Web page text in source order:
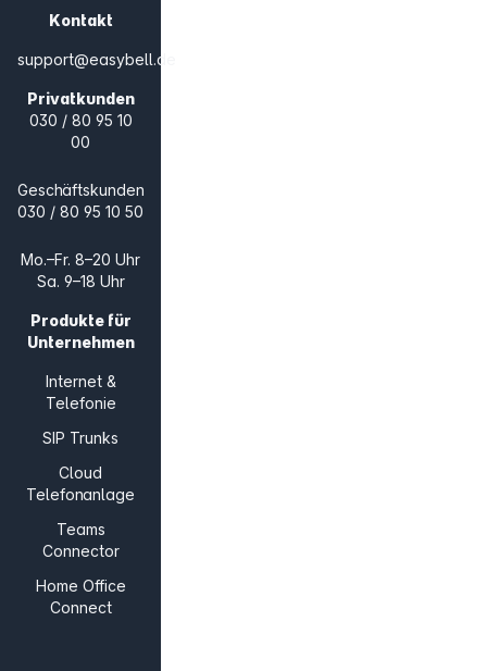
Kontakt
support@easybell.de
Privatkunden
030 / 80 95 10
00
Geschäftskunden
030 / 80 95 10 50
Mo.–Fr. 8–20 Uhr
Sa. 9–18 Uhr
Produkte für
Unternehmen
Internet &
Telefonie
SIP Trunks
Cloud
Telefonanlage
Teams
Connector
Home Office
Connect